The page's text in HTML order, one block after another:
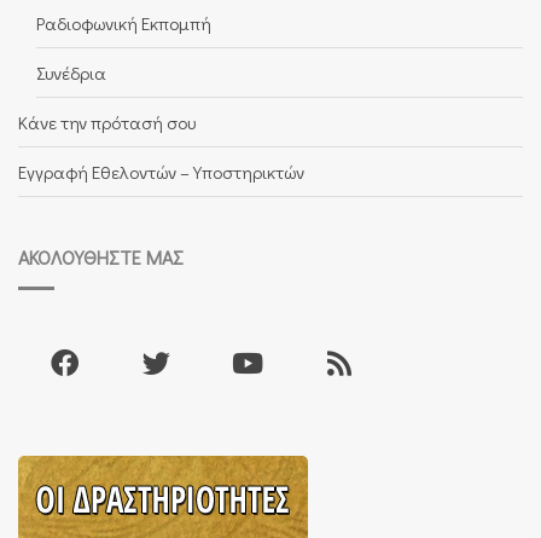
Ραδιοφωνική Εκπομπή
Συνέδρια
Κάνε την πρότασή σου
Εγγραφή Εθελοντών – Υποστηρικτών
ΑΚΟΛΟΥΘΉΣΤΕ ΜΑΣ